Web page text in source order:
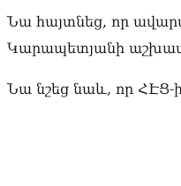
Նա հայտնեց, որ
Կարապետյանի
Նա նշեց նաև, որ ՀԷՑ-